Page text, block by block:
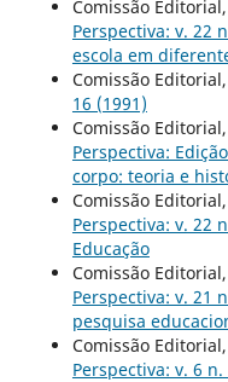
Comissão Editorial,
Perspectiva: v. 22
escola em
Comissão Editorial,
16 (1991)
Comissão Editorial,
Perspectiva:
corpo: teoria e
Comissão Editorial,
Perspectiva: v. 22
Educação
Comissão Editorial,
Perspectiva: v. 21
pesquisa
Comissão Editorial,
Perspectiva: v. 6 n.